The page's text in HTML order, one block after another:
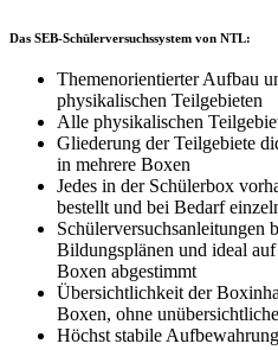
Das SEB-Schülerversuchssystem von NTL:
Themenorientierter Aufbau
physikalischen Teilgebieten
Alle physikalischen
Gliederung der Teilgebiete
in mehrere Boxen
Jedes in der Schülerbox
bestellt und bei Bedarf
Schülerversuchsanleitungen
Bildungsplänen und ideal
Boxen abgestimmt
Übersichtlichkeit der
Boxen, ohne
Höchst stabile